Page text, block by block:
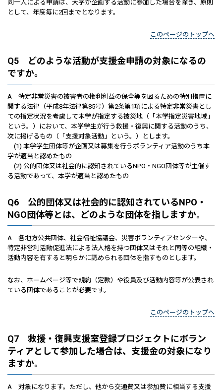
同一人による申請は、大学が企画する活動に参加した場合を除き、原則
として、年度毎に2回までとなります。
このページのトップへ
Q5 どのような活動が支援金申請の対象になるの
ですか。
A 特定非常災害の被害者の権利利益の保全等を図るための特別措置に
関する法律（平成8年法律第85号）第2条第1項による特定非常災害とし
ての指定状況を考慮して本学が指定する被災地（「本学指定災害地域」
という。）において、本学学生が行う救援・復興に関する活動のうち、
次に掲げるもの（「支援対象活動」という。）とします。
(1) 本学学生団体等が企画又は募集を行うボランティア活動のうち本
学が適当と認めたもの
(2) 公的団体又は社会的に認知されているNPO・NGO団体等が主催す
る活動であって、本学が適当と認めたもの
Q6 公的団体又は社会的に認知されているNPO・
NGO団体等とは、どのような団体を指しますか。
A 各地方公共団体、社会福祉協議会、災害ボランティアセンターや、
特定非営利活動促進法による法人格を持つ団体又はそれと同等の組織・
活動内容を有すると明らかに認められる団体を指すものとします。
なお、ホームページ等で規約（定款）や役員及び活動内容等が公表され
ている団体であることが必要です。
このページのトップへ
Q7 救援・復興支援室登録プロジェクトにボラン
ティアとして参加した場合は、支援金の対象になり
ますか。
A 対象になります。ただし、他から交通費又は参加費に相当する支援